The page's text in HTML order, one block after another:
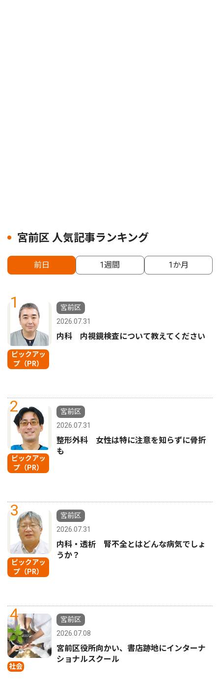
宮前区 人気記事ランキング
前日 1週間 1か月
1
ピックアッ
プ（PR）
宮前区
2026.07.31
内科 内視鏡検査について教えてください
2
ピックアッ
プ（PR）
宮前区
2026.07.31
整形外科 女性は特に注意を知らずに骨折
も
3
ピックアッ
プ（PR）
宮前区
2026.07.31
内科・透析 腎不全とはどんな病気でしょ
うか？
4
社会
宮前区
2026.07.08
宮前区役所向かい、書店跡地にインターナ
ショナルスクール